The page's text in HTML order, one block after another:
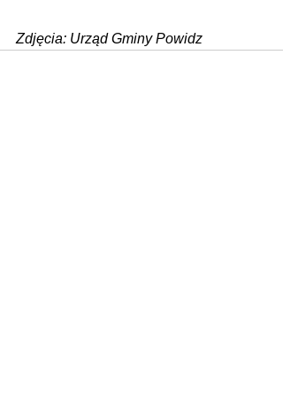
Zdjęcia: Urząd Gminy Powidz